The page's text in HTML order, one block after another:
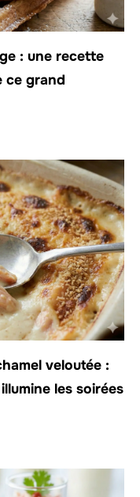
: une recette
ce grand
veloutée :
les soirées